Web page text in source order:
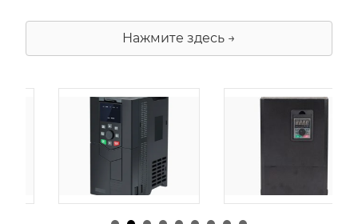
Нажмите здесь →
由admin |30 1 月,
由admin |29 1 月,